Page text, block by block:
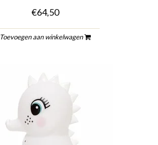
€64,50
Toevoegen aan winkelwagen